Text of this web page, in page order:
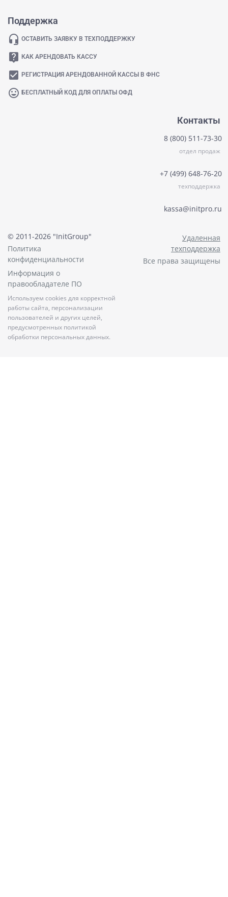
Поддержка
headset_mic ОСТАВИТЬ ЗАЯВКУ В ТЕХПОДДЕРЖКУ
live_help КАК АРЕНДОВАТЬ КАССУ
check_box РЕГИСТРАЦИЯ АРЕНДОВАННОЙ КАССЫ В ФНС
mood БЕСПЛАТНЫЙ КОД ДЛЯ ОПЛАТЫ ОФД
Контакты
8 (800) 511-73-30
отдел продаж
+7 (499) 648-76-20
техподдержка
kassa@initpro.ru
© 2011-2026 "InitGroup"
Политика
конфиденциальности
Информация о
правообладателе ПО
Используем cookies для корректной
работы сайта, персонализации
пользователей и других целей,
предусмотренных политикой
обработки персональных данных.
Удаленная
техподдержка
Все права защищены